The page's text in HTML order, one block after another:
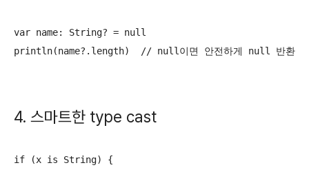
var name: String? = null
println(name?.length)  // null이면 안전하게 null 반환
4. 스마트한 type cast
if (x is String) {